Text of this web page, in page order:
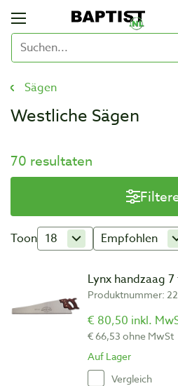
Sägen
Westliche Sägen
70 resultaten
Toon 18 Empfohlen
Lynx handzaag
Produktnummer:
€ 80,50 inkl.
€ 66,53 ohne MwSt
Auf Lager
Vergleich